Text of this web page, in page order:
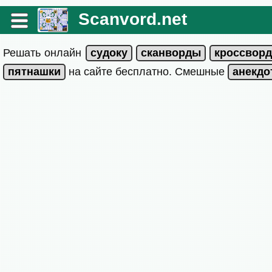
Scanvord.net
Решать онлайн
на сайте бесплатно. Смешные